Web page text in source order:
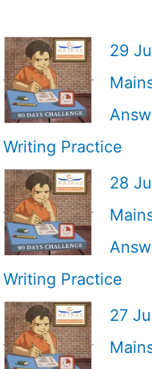
29
Writing Practice
28
Writing Practice
27